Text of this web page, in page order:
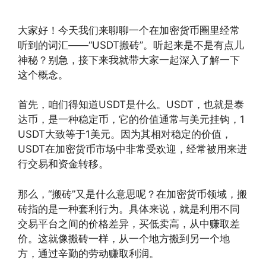
大家好！今天我们来聊聊一个在加密货币圈里经常
听到的词汇——“USDT搬砖”。听起来是不是有点儿
神秘？别急，接下来我就带大家一起深入了解一下
这个概念。
首先，咱们得知道USDT是什么。USDT，也就是泰
达币，是一种稳定币，它的价值通常与美元挂钩，1
USDT大致等于1美元。因为其相对稳定的价值，
USDT在加密货币市场中非常受欢迎，经常被用来进
行交易和资金转移。
那么，“搬砖”又是什么意思呢？在加密货币领域，搬
砖指的是一种套利行为。具体来说，就是利用不同
交易平台之间的价格差异，买低卖高，从中赚取差
价。这就像搬砖一样，从一个地方搬到另一个地
方，通过辛勤的劳动赚取利润。